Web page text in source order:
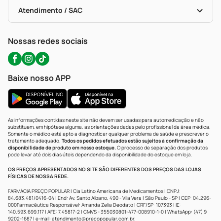
Políticas De Marketplace
Portal Da Privacidade
Atendimento / SAC
WhatsApp (47) 9202-1687
Nossas redes sociais
Baixe nosso APP
As informações contidas neste site não devem ser usadas para automedicação e não
substituem, em hipótese alguma, as orientações dadas pelo profissional da área médica.
Somente o médico está apto a diagnosticar qualquer problema de saúde e prescrever o
tratamento adequado. Todos os pedidos efetuados estão sujeitos à confirmação da
disponibilidade de produto em nosso estoque.O processo de separação dos produtos
pode levar até dois dias úteis dependendo da disponibilidade do estoque em loja.
OS PREÇOS APRESENTADOS NO SITE SÃO DIFERENTES DOS PREÇOS DAS LOJAS
FÍSICAS DE NOSSA REDE.
FARMÁCIA PREÇO POPULAR | Cia Latino Americana de Medicamentos | CNPJ:
84.683.481/0416-04 | End: Av. Santo Albano, 490 - Vila Vera | São Paulo - SP | CEP: 04.296-
000Farmacêutica Responsável: Amanda Zelia Deodato | CRF/SP: 107393 | IE:
140.593.699.117 | AFE: 7.45817-2 | CMVS - 355030801-477-008910-1-0 | WhatsApp: (47) 9
9202-1687 | e-mail: atendimento@precopopular.com.br.